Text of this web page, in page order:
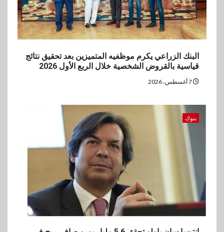
البنك الزراعي يكرم موظفيه المتميزين بعد تحقيق نتائج
قياسية بالقروض الشخصية خلال الربع الأول 2026
بنوك